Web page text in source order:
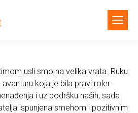
usli smo na velika vrata. Ruku
koja je bila pravi roler
i uz podršku naših, sada
ispunjena smehom i pozitivnim